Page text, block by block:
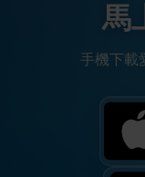
馬
手機下載